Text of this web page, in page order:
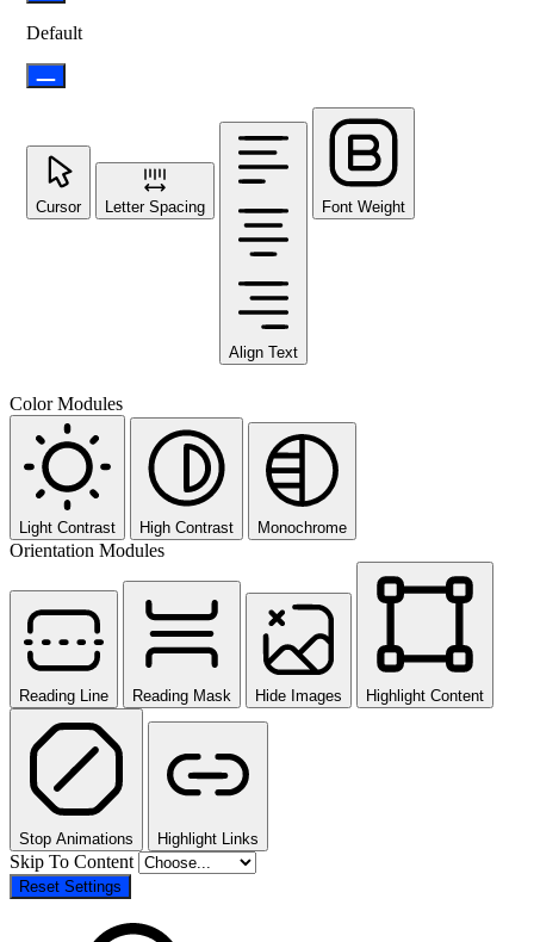
Default
Cursor Letter Spacing
Align Text
Font Weight
Color Modules
Light Contrast High Contrast Monochrome
Orientation Modules
Reading Line Reading Mask Hide Images Highlight Content
Stop Animations Highlight Links
Skip To Content
Reset Settings